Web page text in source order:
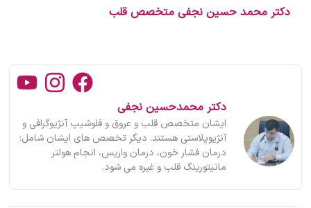
دکتر محمد حسین نجفی متخصص قلب
دکتر محمدحسین نجفی
ایشان متخصص قلب و عروق و فلوشیپ آنژیوگرافی و
آنژیوپلاستی هستند. دیگر تخصص های ایشان شامل:
درمان فشار خون، درمان واریس، انجام هولتر
مانیتورینگ قلب و غیره می شود.